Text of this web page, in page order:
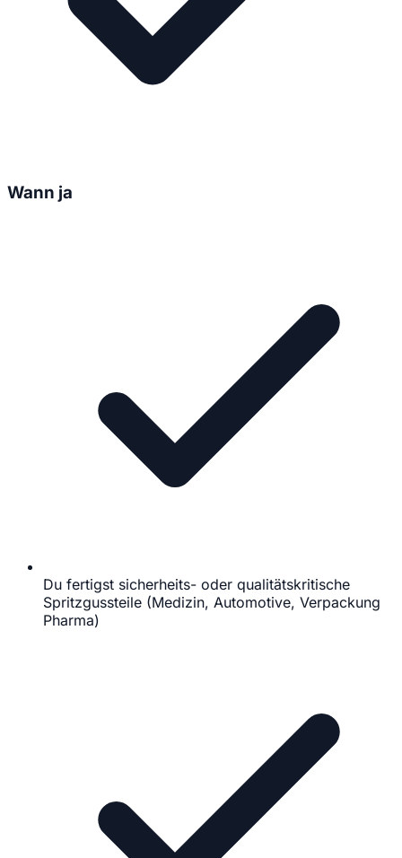
Wann ja
Du fertigst sicherheits- oder qualitätskritische
Spritzgussteile (Medizin, Automotive, Verpackung
Pharma)